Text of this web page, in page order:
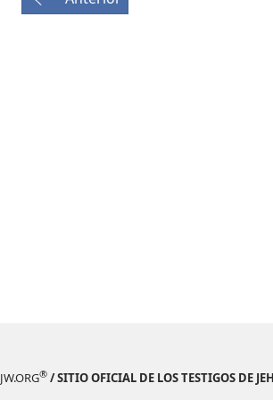
JW.ORG® / SITIO OFICIAL DE LOS TESTIGOS DE